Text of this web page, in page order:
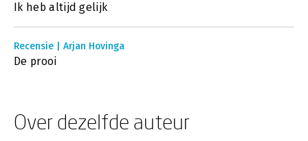
Ik heb altijd gelijk
Recensie | Arjan Hovinga
De prooi
Over dezelfde auteur